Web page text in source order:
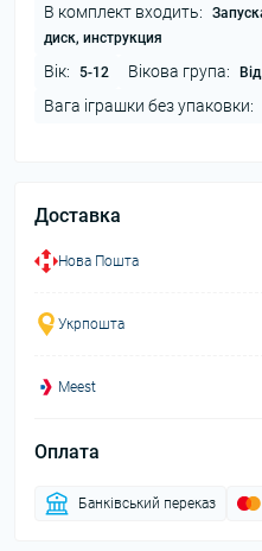
В комплект входить:
диск, инструкция
Вік: 5-12 Вікова група:
Вага іграшки без упаковки:
Доставка
Нова Пошта
Укрпошта
Meest
Оплата
Банківський переказ